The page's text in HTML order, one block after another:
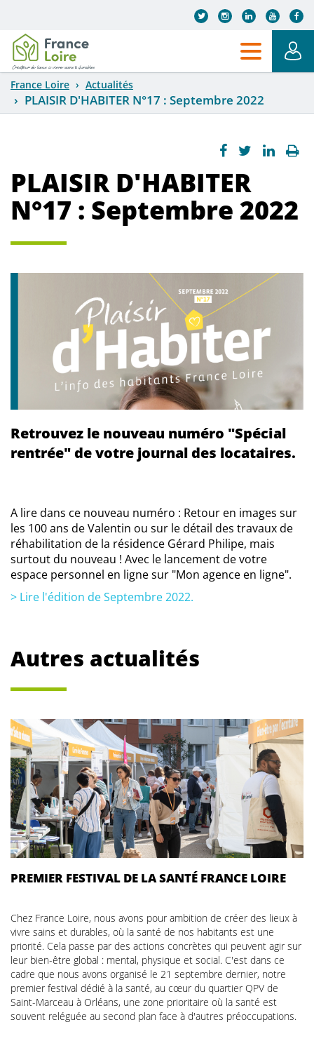
France Loire Actualités
PLAISIR D'HABITER N°17 : Septembre 2022
PLAISIR D'HABITER
N°17 : Septembre 2022
Retrouvez le nouveau numéro "Spécial
rentrée" de votre journal des locataires.
A lire dans ce nouveau numéro : Retour en images sur
les 100 ans de Valentin ou sur le détail des travaux de
réhabilitation de la résidence Gérard Philipe, mais
surtout du nouveau ! Avec le lancement de votre
espace personnel en ligne sur "Mon agence en ligne".
> Lire l'édition de Septembre 2022.
Autres actualités
PREMIER FESTIVAL DE LA SANTÉ FRANCE LOIRE
Chez France Loire, nous avons pour ambition de créer des lieux à
vivre sains et durables, où la santé de nos habitants est une
priorité. Cela passe par des actions concrètes qui peuvent agir sur
leur bien-être global : mental, physique et social. C'est dans ce
cadre que nous avons organisé le 21 septembre dernier, notre
premier festival dédié à la santé, au cœur du quartier QPV de
Saint-Marceau à Orléans, une zone prioritaire où la santé est
souvent reléguée au second plan face à d'autres préoccupations.